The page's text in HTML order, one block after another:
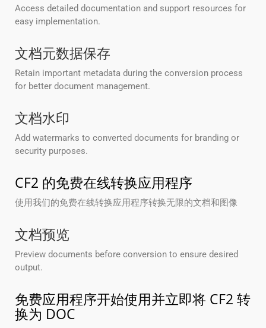
Access detailed documentation and support resources for
easy implementation.
文档元数据保存
Retain important metadata during the conversion process
for better document management.
文档水印
Add watermarks to converted documents for branding or
security purposes.
CF2 的免费在线转换应用程序
使用我们的免费在线转换应用程序转换无限的文档和图像
文档预览
Preview documents before conversion to ensure desired
output.
免费应用程序开始使用并立即将 CF2 转
换为 DOC